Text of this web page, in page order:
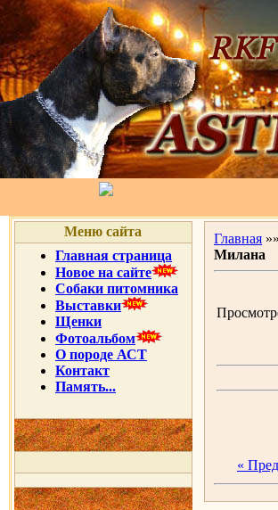
Меню сайта
Главная страница
Новое на сайте
Собаки питомника
Выставки
Щенки
Фотоальбом
О породе АСТ
Контакт
Память...
Главная »»
Милана
«